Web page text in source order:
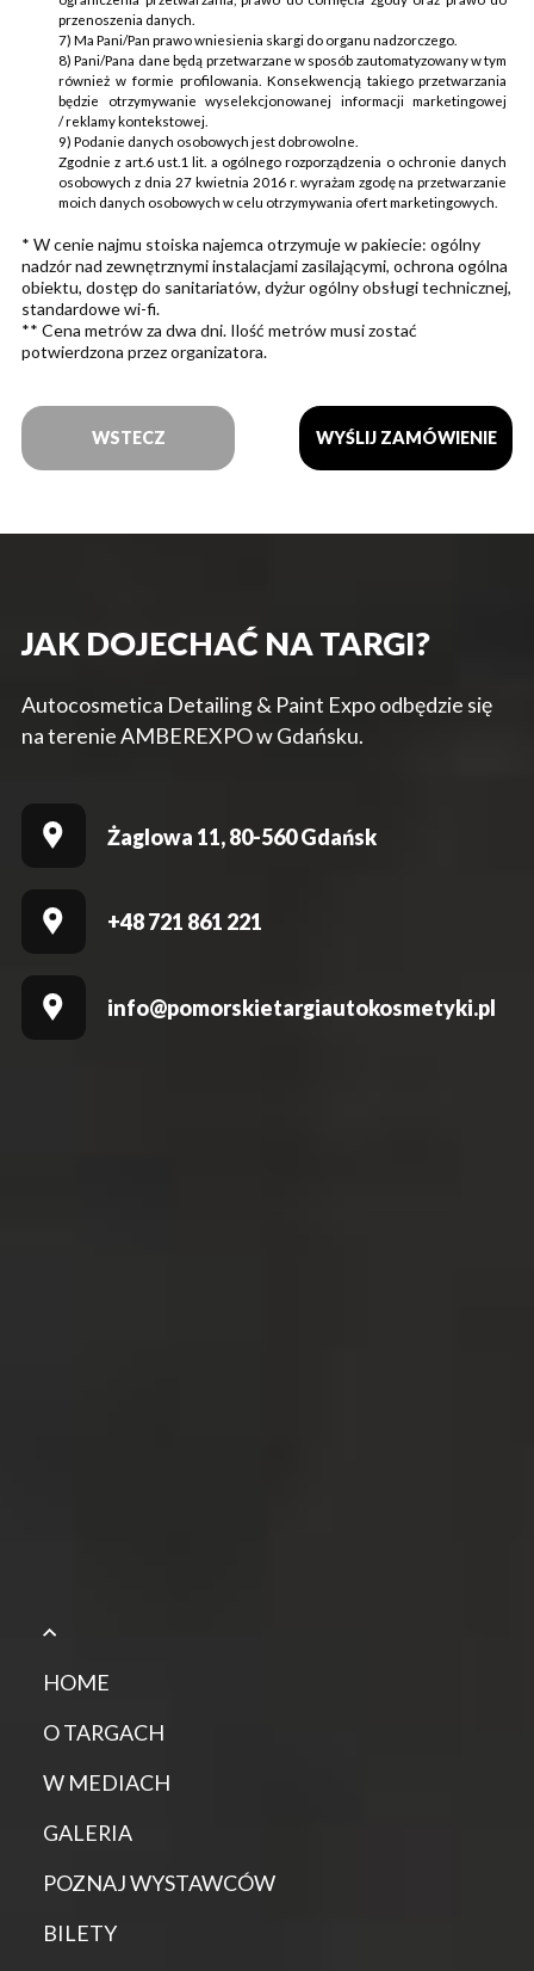
przenoszenia danych.
7) Ma Pani/Pan prawo wniesienia skargi do organu nadzorczego.
8) Pani/Pana dane będą przetwarzane w sposób zautomatyzowany w tym
również w formie profilowania. Konsekwencją takiego przetwarzania
będzie otrzymywanie wyselekcjonowanej informacji marketingowej
/ reklamy kontekstowej.
9) Podanie danych osobowych jest dobrowolne.
Zgodnie z art.6 ust.1 lit. a ogólnego rozporządzenia o ochronie danych
osobowych z dnia 27 kwietnia 2016 r. wyrażam zgodę na przetwarzanie
moich danych osobowych w celu otrzymywania ofert marketingowych.
* W cenie najmu stoiska najemca otrzymuje w pakiecie: ogólny
nadzór nad zewnętrznymi instalacjami zasilającymi, ochrona ogólna
obiektu, dostęp do sanitariatów, dyżur ogólny obsługi technicznej,
standardowe wi-fi.
** Cena metrów za dwa dni. Ilość metrów musi zostać
potwierdzona przez organizatora.
WSTECZ
JAK DOJECHAĆ NA TARGI?
Autocosmetica Detailing & Paint Expo odbędzie się
na terenie AMBEREXPO w Gdańsku.
Żaglowa 11, 80-560 Gdańsk
+48 721 861 221
info@pomorskietargiautokosmetyki.pl
HOME
O TARGACH
W MEDIACH
GALERIA
POZNAJ WYSTAWCÓW
BILETY